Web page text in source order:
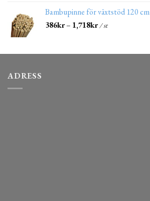
Bambupinne för växtstöd 120 cm
386kr– 1,718kr/ st
ADRESS